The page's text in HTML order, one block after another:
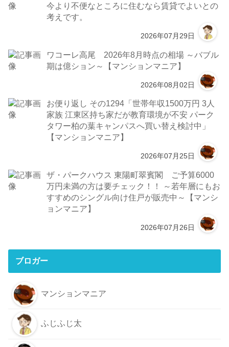
今より不便なところに住むなら賃貸でよいとの
考えです。
2026年07月29日
ワコーレ高尾 2026年8月時点の相場 ～バブル
期は億ション～【マンションマニア】
2026年08月02日
お便り返し その1294「世帯年収1500万円 3人
家族 江東区持ち家だが教育環境が不安 パーク
タワー柏の葉キャンパスへ買い替え検討中」
【マンションマニア】
2026年07月25日
ザ・パークハウス 東陽町翠賓閣 ご予算6000
万円未満の方は要チェック！！ ～若年層にもお
すすめのシングル向け住戸が販売中～【マンシ
ョンマニア】
2026年07月26日
ブロガー
マンションマニア
ふじふじ太